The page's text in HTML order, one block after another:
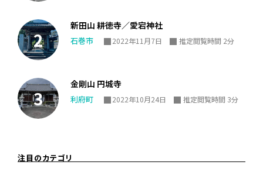
新田山 耕徳寺／愛宕神社
石巻市 2022年11月7日 推定閲覧時間 2分
金剛山 円城寺
利府町 2022年10月24日 推定閲覧時間 3分
注目のカテゴリ